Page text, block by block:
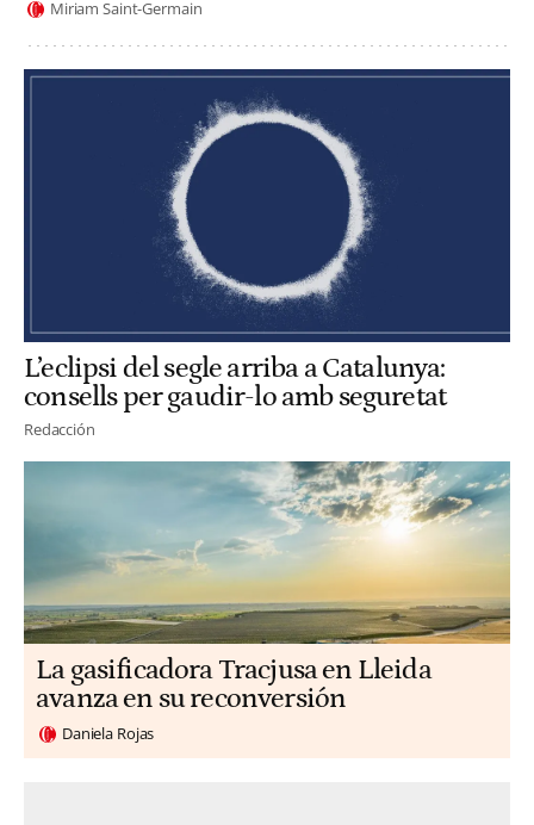
Miriam Saint-Germain
L’eclipsi del segle arriba a Catalunya:
consells per gaudir-lo amb seguretat
Redacción
La gasificadora Tracjusa en Lleida
avanza en su reconversión
Daniela Rojas